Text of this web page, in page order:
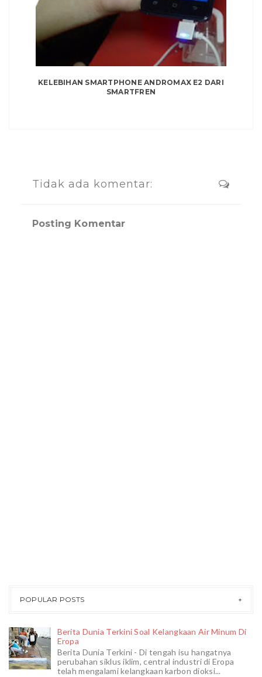
KELEBIHAN SMARTPHONE ANDROMAX E2 DARI
SMARTFREN
Tidak ada komentar:
Posting Komentar
POPULAR POSTS
Berita Dunia Terkini Soal Kelangkaan Air Minum Di
Eropa
Berita Dunia Terkini - Di tengah isu hangatnya
perubahan siklus iklim, central industri di Eropa
telah mengalami kelangkaan karbon dioksi...